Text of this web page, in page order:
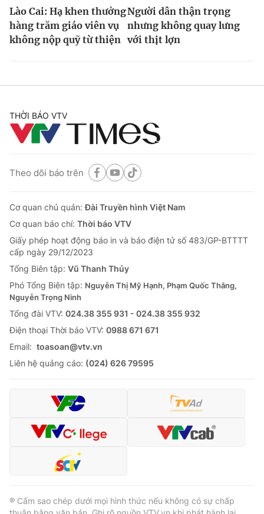
Lào Cai: Hạ khen thưởng
hàng trăm giáo viên vụ
không nộp quỹ từ thiện
Người dân thận trọng
nhưng không quay lưng
với thịt lợn
THỜI BÁO VTV
Theo dõi báo trên
Cơ quan chủ quản:Đài Truyền hình Việt Nam
Cơ quan báo chí: Thời báo VTV
Giấy phép hoạt động báo in và báo điện tử số 483/GP-BTTTT
cấp ngày 29/12/2023
Tổng Biên tập: Vũ Thanh Thủy
Phó Tổng Biên tập: Nguyễn Thị Mỹ Hạnh, Phạm Quốc Thắng,
Nguyễn Trọng Ninh
Tổng đài VTV: 024.38 355 931 - 024.38 355 932
Ðiện thoại Thời báo VTV: 0988 671 671
Email: toasoan@vtv.vn
Liên hệ quảng cáo: (024) 626 79595
® Cấm sao chép dưới mọi hình thức nếu không có sự chấp